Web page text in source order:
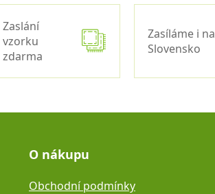
Zaslání
vzorku
zdarma
Zasíláme i na
Slovensko
O nákupu
Obchodní podmínky